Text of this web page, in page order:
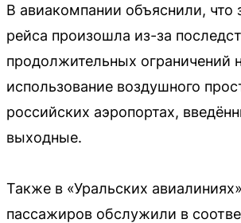
В авиакомпании объяснили, что
рейса произошла из-за
продолжительных ограничений
использование воздушного
российских аэропортах,
выходные.
Также в «Уральских
пассажиров обслужили в